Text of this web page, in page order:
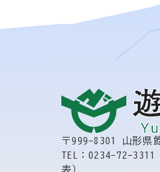
〒999-8301 山形県
TEL：0234-72-
表）